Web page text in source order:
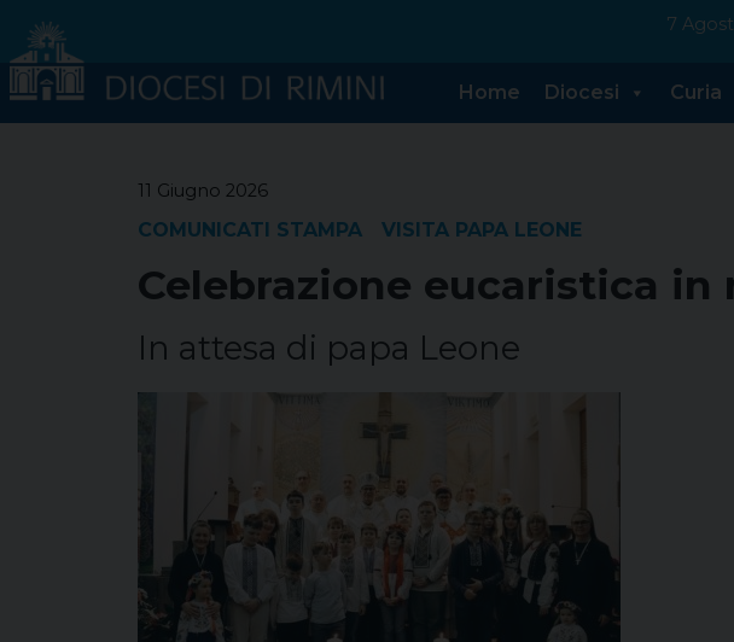
content
7
Home Diocesi Curia
11 Giugno 2026
COMUNICATI STAMPA VISITA PAPA LEONE
Celebrazione eucaristica
In attesa di papa Leone